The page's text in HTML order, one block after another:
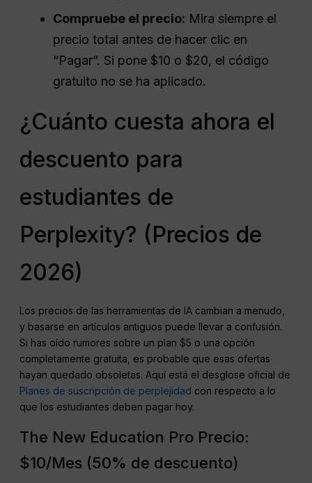
Compruebe el precio: Mira siempre el
precio total antes de hacer clic en
“Pagar”. Si pone $10 o $20, el código
gratuito no se ha aplicado.
¿Cuánto cuesta ahora el
descuento para
estudiantes de
Perplexity? (Precios de
2026)
Los precios de las herramientas de IA cambian a menudo,
y basarse en artículos antiguos puede llevar a confusión.
Si has oído rumores sobre un plan $5 o una opción
completamente gratuita, es probable que esas ofertas
hayan quedado obsoletas. Aquí está el desglose oficial de
Planes de suscripción de perplejidad con respecto a lo
que los estudiantes deben pagar hoy.
The New Education Pro Precio:
$10/Mes (50% de descuento)